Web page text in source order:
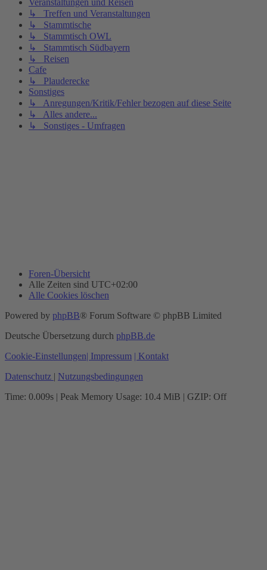
↳ Treffen und Veranstaltungen
↳ Stammtische
↳ Stammtisch OWL
↳ Stammtisch Südbayern
↳ Reisen
Cafe
↳ Plauderecke
Sonstiges
↳ Anregungen/Kritik/Fehler bezogen auf diese Seite
↳ Alles andere...
↳ Sonstiges - Umfragen
Foren-Übersicht
Alle Zeiten sind UTC+02:00
Alle Cookies löschen
Powered by phpBB® Forum Software © phpBB Limited
Deutsche Übersetzung durch phpBB.de
Cookie-Einstellungen| Impressum | Kontakt
Datenschutz | Nutzungsbedingungen
Time: 0.009s | Peak Memory Usage: 10.4 MiB | GZIP: Off